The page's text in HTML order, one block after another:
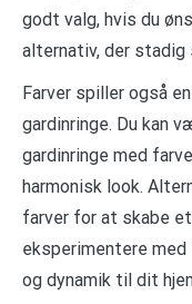
godt valg, hvis du
alternativ, der stadig
Farver spiller også
gardinringe. Du kan
gardinringe med
harmonisk look.
farver for at skabe
eksperimentere
og dynamik til dit